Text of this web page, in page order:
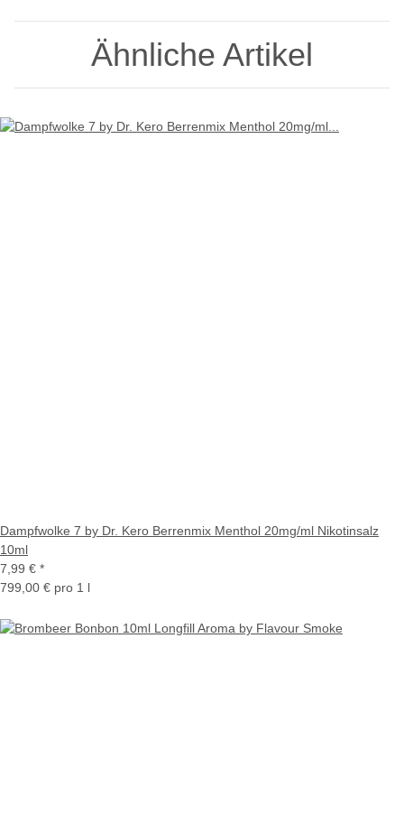
Ähnliche Artikel
Dampfwolke 7 by Dr. Kero Berrenmix Menthol 20mg/ml Nikotinsalz
10ml
7,99 € *
799,00 € pro 1 l